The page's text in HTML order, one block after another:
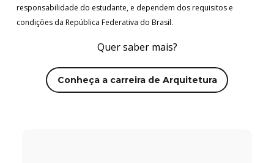
responsabilidade do estudante, e dependem dos requisitos e
condições da República Federativa do Brasil.
Quer saber mais?
Conheça a carreira de Arquitetura